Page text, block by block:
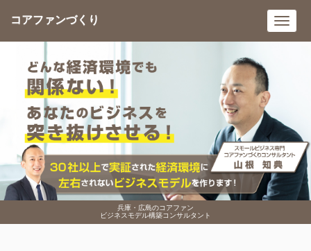
兵庫・広島のコアファン
ビジネスモデル構築コンサルタント
コアファンづくり